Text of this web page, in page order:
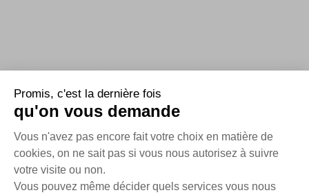
Promis, c'est la dernière fois
qu'on vous demande
Plateforme de Gestion du
Vous n'avez pas encore fait votre choix en matière de
cookies, on ne sait pas si vous nous autorisez à suivre
votre visite ou non.
Vous pouvez même décider quels services vous nous